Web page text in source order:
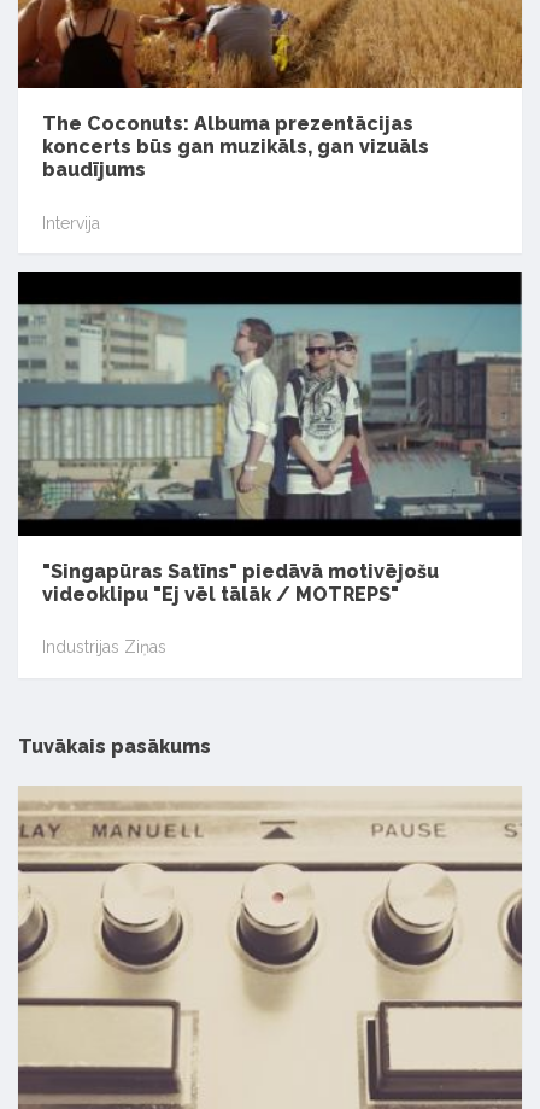
The Coconuts: Albuma prezentācijas
koncerts būs gan muzikāls, gan vizuāls
baudījums
Intervija
"Singapūras Satīns" piedāvā motivējošu
videoklipu "Ej vēl tālāk / MOTREPS"
Industrijas Ziņas
Tuvākais pasākums